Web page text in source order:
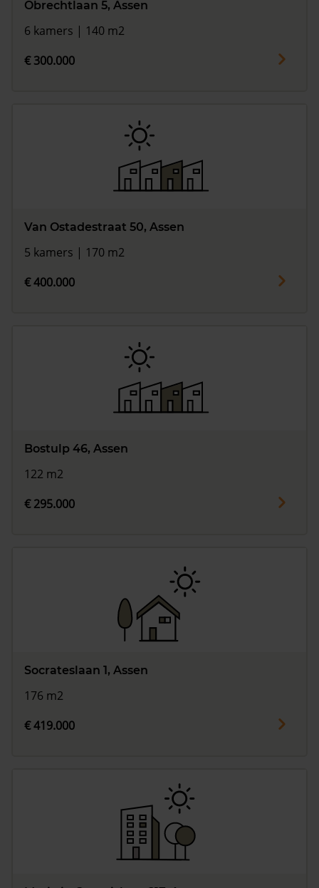
Obrechtlaan 5, Assen
6 kamers | 140 m2
€ 300.000
Van Ostadestraat 50, Assen
5 kamers | 170 m2
€ 400.000
Bostulp 46, Assen
122 m2
€ 295.000
Socrateslaan 1, Assen
176 m2
€ 419.000